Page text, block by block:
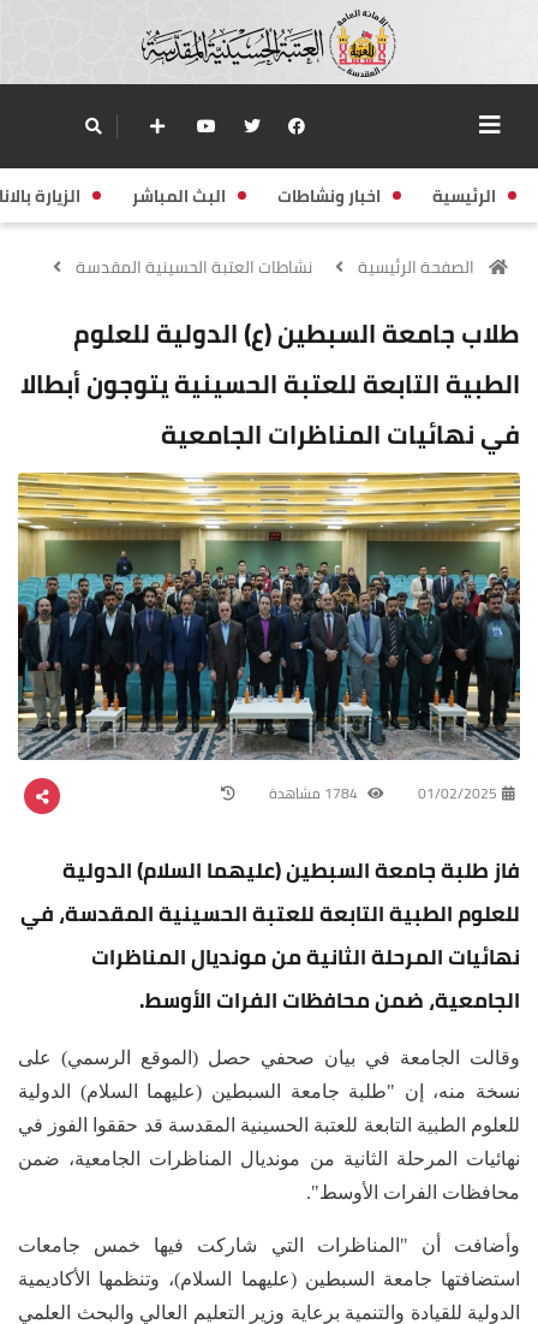
الرئيسية اخبار ونشاطات البث المباشر الزيارة
الصفحة الرئيسية نشاطات العتبة الحسينية المقدسة
طلاب جامعة السبطين (ع) الدولية للعلوم
الطبية التابعة للعتبة الحسينية يتوجون أبطالا
في نهائيات المناظرات الجامعية
01/02/2025
فاز طلبة جامعة السبطين (عليهما السلام) الدولية
للعلوم الطبية التابعة للعتبة الحسينية المقدسة، في
نهائيات المرحلة الثانية من مونديال المناظرات
الجامعية، ضمن محافظات الفرات الأوسط.
وقالت الجامعة في بيان صحفي حصل (الموقع الرسمي) على
نسخة منه، إن "طلبة جامعة السبطين (عليهما السلام) الدولية
للعلوم الطبية التابعة للعتبة الحسينية المقدسة قد حققوا الفوز في
نهائيات المرحلة الثانية من مونديال المناظرات الجامعية، ضمن
محافظات الفرات الأوسط".
وأضافت أن "المناظرات التي شاركت فيها خمس جامعات
استضافتها جامعة السبطين (عليهما السلام)، وتنظمها الأكاديمية
الدولية للقيادة والتنمية برعاية وزير التعليم العالي والبحث العلمي